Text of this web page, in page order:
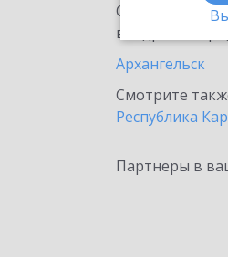
Ознакомьтесь
внедрение
Архангельск
Смотрите
Республика
Партнеры в